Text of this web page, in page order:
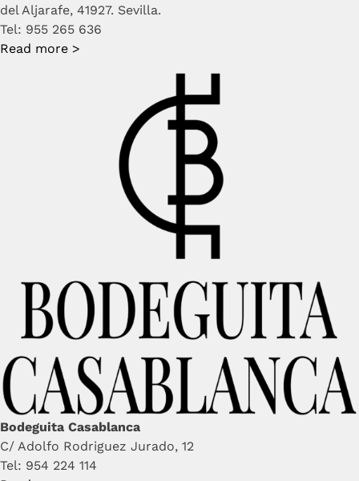
del Aljarafe, 41927. Sevilla.
Tel: 955 265 636
Read more >
Bodeguita Casablanca
C/ Adolfo Rodriguez Jurado, 12
Tel: 954 224 114